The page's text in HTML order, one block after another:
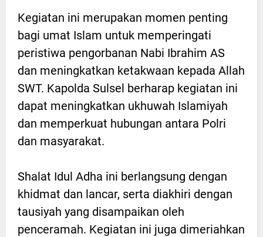
Kegiatan ini merupakan momen penting
bagi umat Islam untuk memperingati
peristiwa pengorbanan Nabi Ibrahim AS
dan meningkatkan ketakwaan kepada Allah
SWT. Kapolda Sulsel berharap kegiatan ini
dapat meningkatkan ukhuwah Islamiyah
dan memperkuat hubungan antara Polri
dan masyarakat.
Shalat Idul Adha ini berlangsung dengan
khidmat dan lancar, serta diakhiri dengan
tausiyah yang disampaikan oleh
penceramah. Kegiatan ini juga dimeriahkan